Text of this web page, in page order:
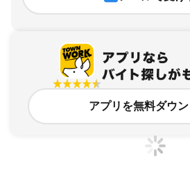
アプリを無料ダウ